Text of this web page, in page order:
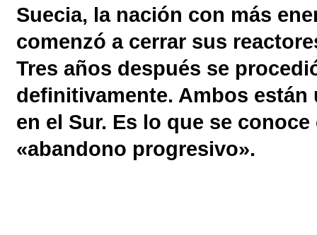
Suecia, la nación con más
comenzó a cerrar sus
Tres años después se
definitivamente. Ambos
en el Sur. Es lo que se
«abandono progresivo».